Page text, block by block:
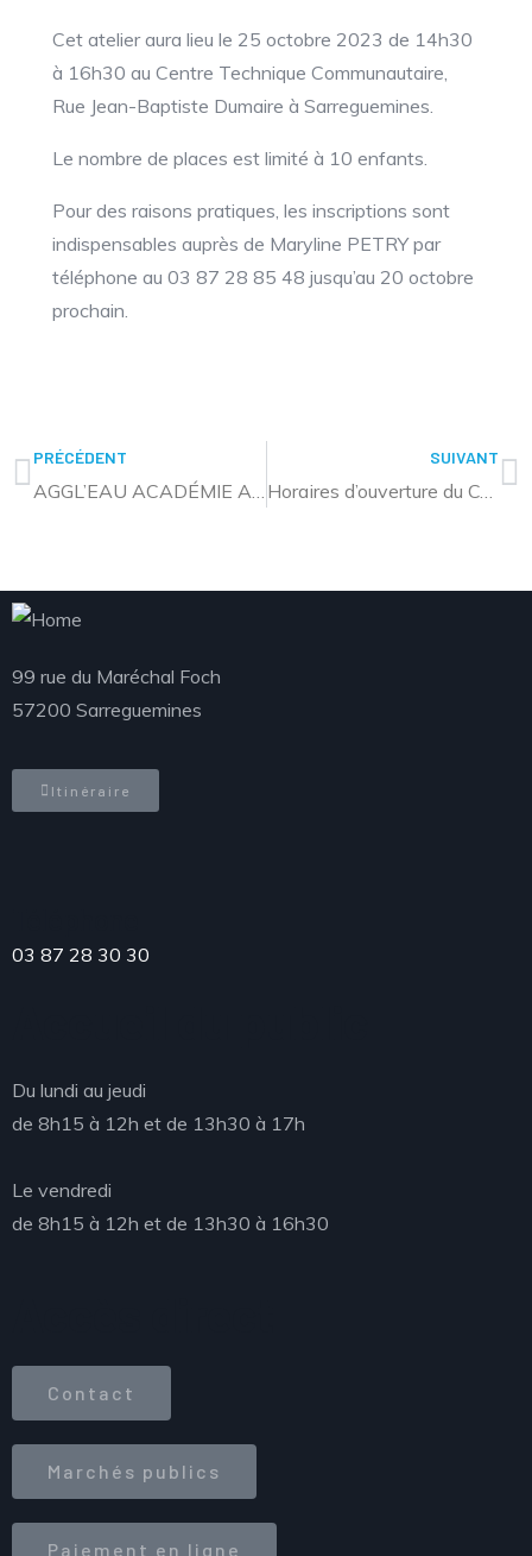
Cet atelier aura lieu le 25 octobre 2023 de 14h30
à 16h30 au Centre Technique Communautaire,
Rue Jean-Baptiste Dumaire à Sarreguemines.
Le nombre de places est limité à 10 enfants.
Pour des raisons pratiques, les inscriptions sont
indispensables auprès de Maryline PETRY par
téléphone au 03 87 28 85 48 jusqu’au 20 octobre
prochain.
PRÉCÉDENT
AGGL’EAU ACADÉMIE A SARRALBE
SUIVANT
Horaires d’ouverture du Centre Nautique à partir du 23 octobre
99 rue du Maréchal Foch
57200 Sarreguemines
Itinéraire
03 87 28 30 30
Du lundi au jeudi
de 8h15 à 12h et de 13h30 à 17h
Le vendredi
de 8h15 à 12h et de 13h30 à 16h30
Contact
Marchés publics
Paiement en ligne